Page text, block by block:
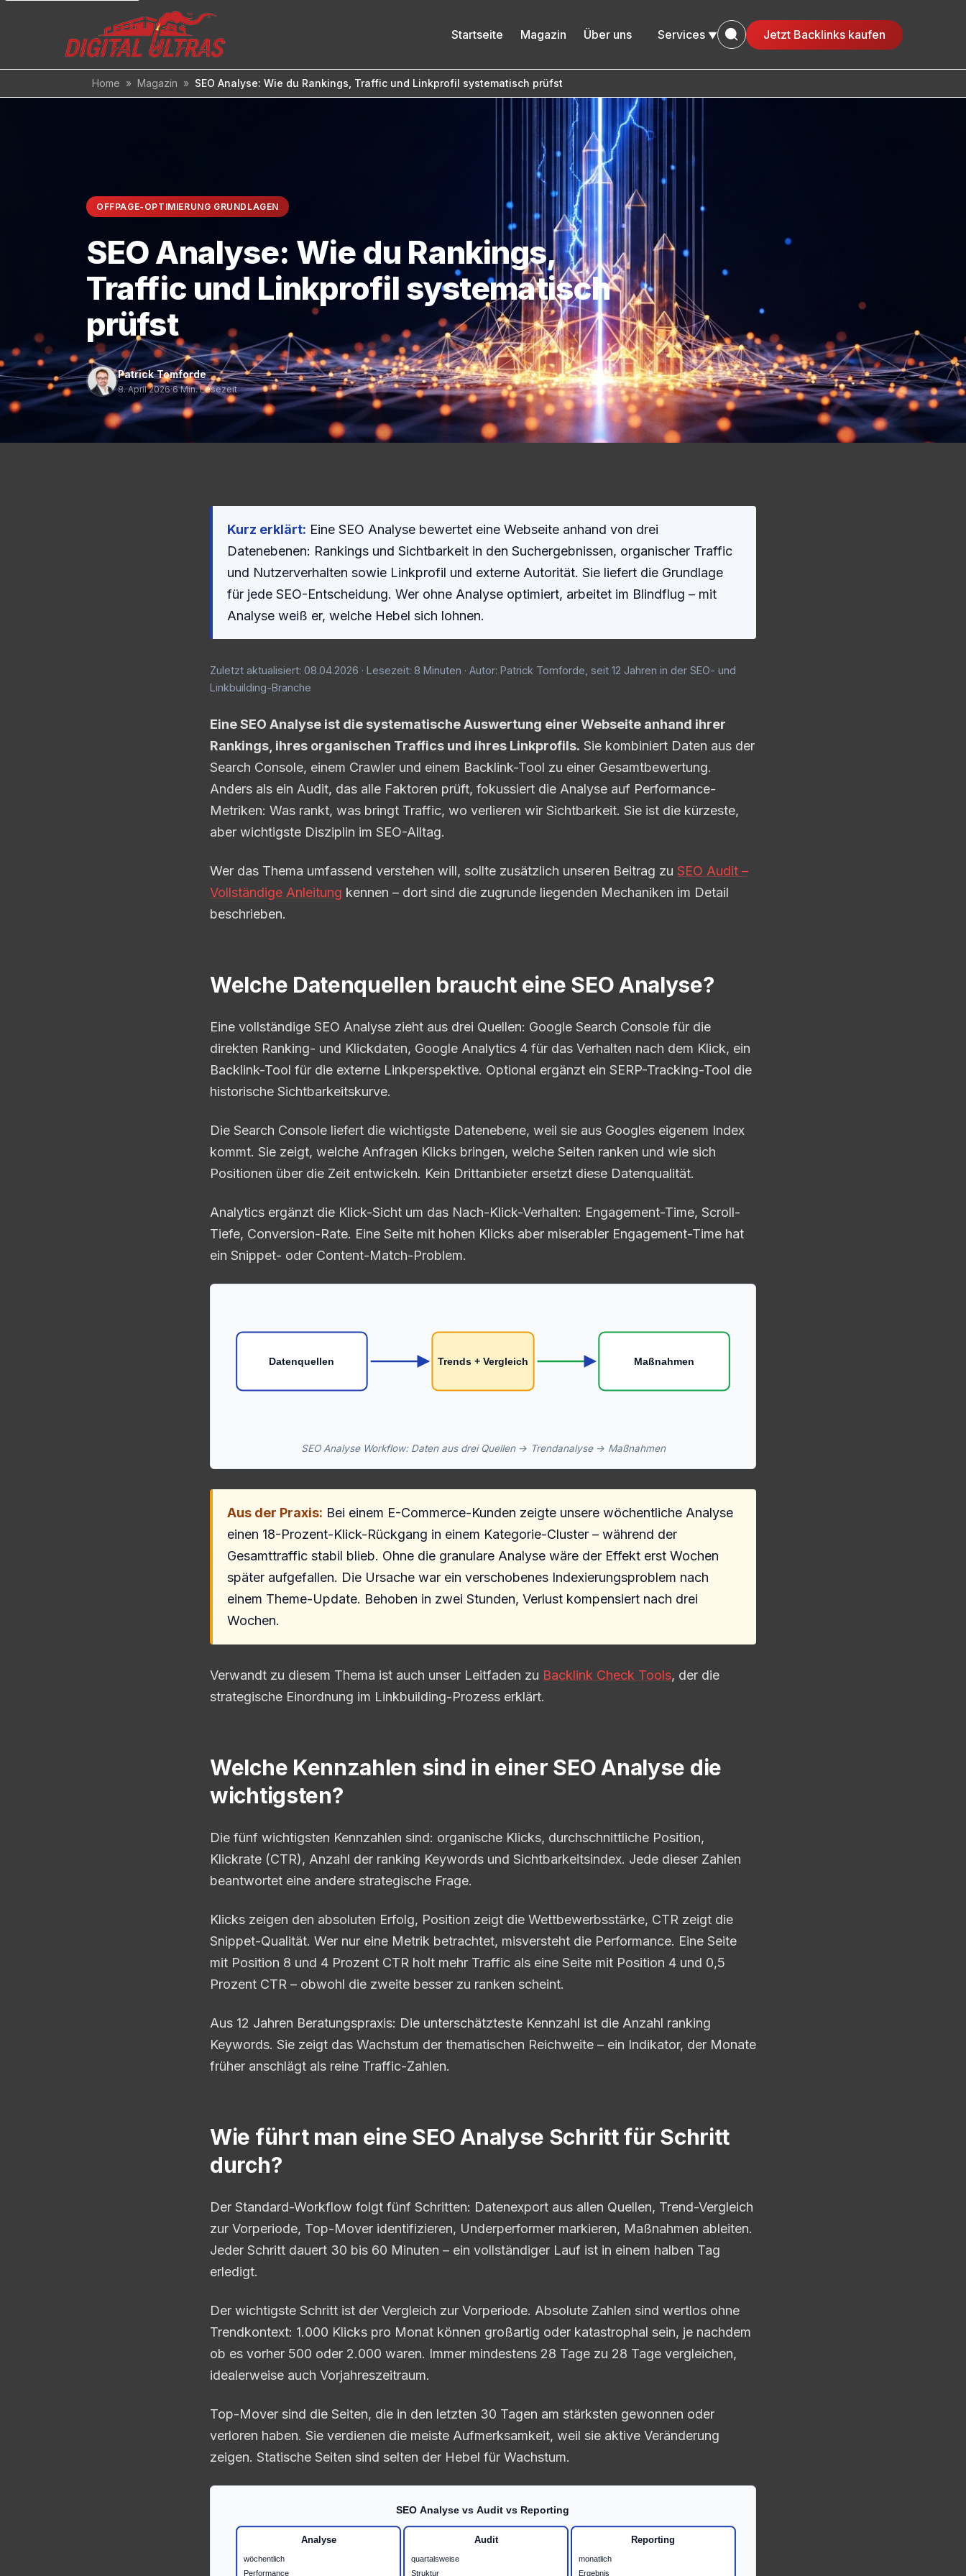
Inhalt
Startseite
Magazin Über uns Services ▼ Jetzt Backlinks kaufen
Home » Magazin » SEO Analyse: Wie du Rankings, Traffic und Linkprofil systematisch prüfst
OFFPAGE-OPTIMIERUNG GRUNDLAGEN
SEO Analyse: Wie du Rankings,
Traffic und Linkprofil systematisch
prüfst
Patrick Tomforde
8. April 2026·6 Min. Lesezeit
Kurz erklärt: Eine SEO Analyse bewertet eine Webseite anhand von drei
Datenebenen: Rankings und Sichtbarkeit in den Suchergebnissen, organischer Traffic
und Nutzerverhalten sowie Linkprofil und externe Autorität. Sie liefert die Grundlage
für jede SEO-Entscheidung. Wer ohne Analyse optimiert, arbeitet im Blindflug – mit
Analyse weiß er, welche Hebel sich lohnen.
Zuletzt aktualisiert: 08.04.2026 · Lesezeit: 8 Minuten · Autor: Patrick Tomforde, seit 12 Jahren in der SEO- und
Linkbuilding-Branche
Eine SEO Analyse ist die systematische Auswertung einer Webseite anhand ihrer
Rankings, ihres organischen Traffics und ihres Linkprofils. Sie kombiniert Daten aus der
Search Console, einem Crawler und einem Backlink-Tool zu einer Gesamtbewertung.
Anders als ein Audit, das alle Faktoren prüft, fokussiert die Analyse auf Performance-
Metriken: Was rankt, was bringt Traffic, wo verlieren wir Sichtbarkeit. Sie ist die kürzeste,
aber wichtigste Disziplin im SEO-Alltag.
Wer das Thema umfassend verstehen will, sollte zusätzlich unseren Beitrag zu SEO Audit –
Vollständige Anleitung kennen – dort sind die zugrunde liegenden Mechaniken im Detail
beschrieben.
Welche Datenquellen braucht eine SEO Analyse?
Eine vollständige SEO Analyse zieht aus drei Quellen: Google Search Console für die
direkten Ranking- und Klickdaten, Google Analytics 4 für das Verhalten nach dem Klick, ein
Backlink-Tool für die externe Linkperspektive. Optional ergänzt ein SERP-Tracking-Tool die
historische Sichtbarkeitskurve.
Die Search Console liefert die wichtigste Datenebene, weil sie aus Googles eigenem Index
kommt. Sie zeigt, welche Anfragen Klicks bringen, welche Seiten ranken und wie sich
Positionen über die Zeit entwickeln. Kein Drittanbieter ersetzt diese Datenqualität.
Analytics ergänzt die Klick-Sicht um das Nach-Klick-Verhalten: Engagement-Time, Scroll-
Tiefe, Conversion-Rate. Eine Seite mit hohen Klicks aber miserabler Engagement-Time hat
ein Snippet- oder Content-Match-Problem.
Datenquellen Trends + Vergleich Maßnahmen
SEO Analyse Workflow: Daten aus drei Quellen → Trendanalyse → Maßnahmen
Aus der Praxis: Bei einem E-Commerce-Kunden zeigte unsere wöchentliche Analyse
einen 18-Prozent-Klick-Rückgang in einem Kategorie-Cluster – während der
Gesamttraffic stabil blieb. Ohne die granulare Analyse wäre der Effekt erst Wochen
später aufgefallen. Die Ursache war ein verschobenes Indexierungsproblem nach
einem Theme-Update. Behoben in zwei Stunden, Verlust kompensiert nach drei
Wochen.
Verwandt zu diesem Thema ist auch unser Leitfaden zu Backlink Check Tools, der die
strategische Einordnung im Linkbuilding-Prozess erklärt.
Welche Kennzahlen sind in einer SEO Analyse die
wichtigsten?
Die fünf wichtigsten Kennzahlen sind: organische Klicks, durchschnittliche Position,
Klickrate (CTR), Anzahl der ranking Keywords und Sichtbarkeitsindex. Jede dieser Zahlen
beantwortet eine andere strategische Frage.
Klicks zeigen den absoluten Erfolg, Position zeigt die Wettbewerbsstärke, CTR zeigt die
Snippet-Qualität. Wer nur eine Metrik betrachtet, misversteht die Performance. Eine Seite
mit Position 8 und 4 Prozent CTR holt mehr Traffic als eine Seite mit Position 4 und 0,5
Prozent CTR – obwohl die zweite besser zu ranken scheint.
Aus 12 Jahren Beratungspraxis: Die unterschätzteste Kennzahl ist die Anzahl ranking
Keywords. Sie zeigt das Wachstum der thematischen Reichweite – ein Indikator, der Monate
früher anschlägt als reine Traffic-Zahlen.
Wie führt man eine SEO Analyse Schritt für Schritt
durch?
Der Standard-Workflow folgt fünf Schritten: Datenexport aus allen Quellen, Trend-Vergleich
zur Vorperiode, Top-Mover identifizieren, Underperformer markieren, Maßnahmen ableiten.
Jeder Schritt dauert 30 bis 60 Minuten – ein vollständiger Lauf ist in einem halben Tag
erledigt.
Der wichtigste Schritt ist der Vergleich zur Vorperiode. Absolute Zahlen sind wertlos ohne
Trendkontext: 1.000 Klicks pro Monat können großartig oder katastrophal sein, je nachdem
ob es vorher 500 oder 2.000 waren. Immer mindestens 28 Tage zu 28 Tage vergleichen,
idealerweise auch Vorjahreszeitraum.
Top-Mover sind die Seiten, die in den letzten 30 Tagen am stärksten gewonnen oder
verloren haben. Sie verdienen die meiste Aufmerksamkeit, weil sie aktive Veränderung
zeigen. Statische Seiten sind selten der Hebel für Wachstum.
SEO Analyse vs Audit vs Reporting
Analyse
wöchentlich
Performance
Audit
quartalsweise
Struktur
Reporting
monatlich
Ergebnis